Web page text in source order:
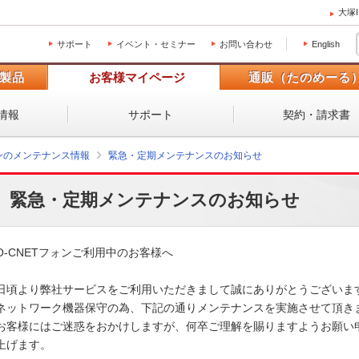
大塚
サポート イベント・セミナー お問い合わせ English
品 お客様マイページ 通販（たのめーる
報 サポート 契約・請求書
メンテナンス情報 緊急・定期メンテナンスのお知らせ
緊急・定期メンテナンスのお知らせ
CNETフォンご利用中のお客様へ
頃より弊社サービスをご利用いただきまして誠にありがとうござい
ットワーク機器保守の為、下記の通りメンテナンスを実施させて頂
客様にはご迷惑をおかけしますが、何卒ご理解を賜りますようお願い
げます。